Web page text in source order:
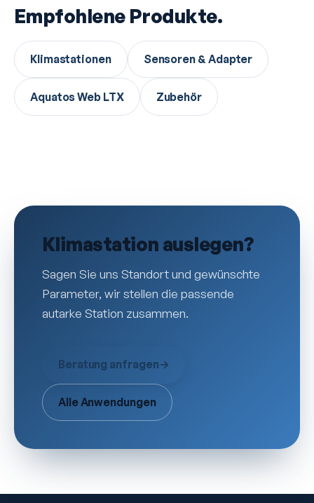
Empfohlene Produkte.
Klimastationen Sensoren & Adapter
Aquatos Web LTX Zubehör
Klimastation auslegen?
Sagen Sie uns Standort und gewünschte
Parameter, wir stellen die passende
autarke Station zusammen.
Beratung anfragen→
Alle Anwendungen